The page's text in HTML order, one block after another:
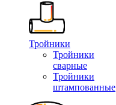
Тройники
Тройники
сварные
Тройники
штампованные